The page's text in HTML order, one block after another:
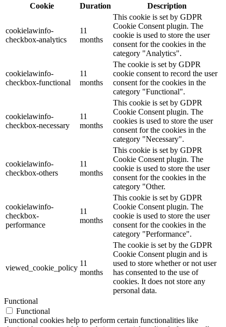
Cookie
Duration Description
cookielawinfo-
checkbox-analytics
11
months
This cookie is set by GDPR
Cookie Consent plugin. The
cookie is used to store the user
consent for the cookies in the
category "Analytics".
cookielawinfo-
checkbox-functional
11
months
The cookie is set by GDPR
cookie consent to record the user
consent for the cookies in the
category "Functional".
cookielawinfo-
checkbox-necessary
11
months
This cookie is set by GDPR
Cookie Consent plugin. The
cookies is used to store the user
consent for the cookies in the
category "Necessary".
cookielawinfo-
checkbox-others
11
months
This cookie is set by GDPR
Cookie Consent plugin. The
cookie is used to store the user
consent for the cookies in the
category "Other.
cookielawinfo-
checkbox-
performance
11
months
This cookie is set by GDPR
Cookie Consent plugin. The
cookie is used to store the user
consent for the cookies in the
category "Performance".
viewed_cookie_policy
11
months
The cookie is set by the GDPR
Cookie Consent plugin and is
used to store whether or not user
has consented to the use of
cookies. It does not store any
personal data.
Functional
Functional
Functional cookies help to perform certain functionalities like